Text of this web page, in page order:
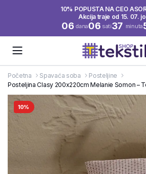
10% POPUSTA NA CEO
Akcija traje od 15. 07.
06 dana06 sati37 minuta
Početna Spavaća soba
Posteljine
Posteljina Clasy 200x220cm Melanie Somon –
10%